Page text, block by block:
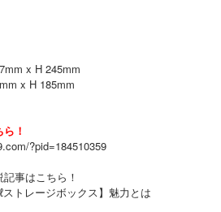
x H 245mm
x H 185mm
！
?pid=184510359
事はこちら！
トレージボックス】魅力とは